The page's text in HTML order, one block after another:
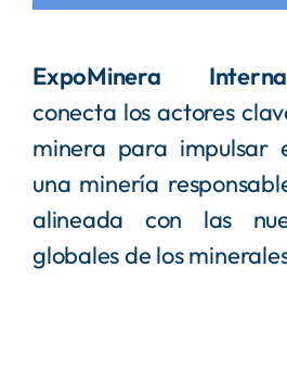
ExpoMinera
conecta los actores
minera para impulsar
una minería
alineada con las
globales de los